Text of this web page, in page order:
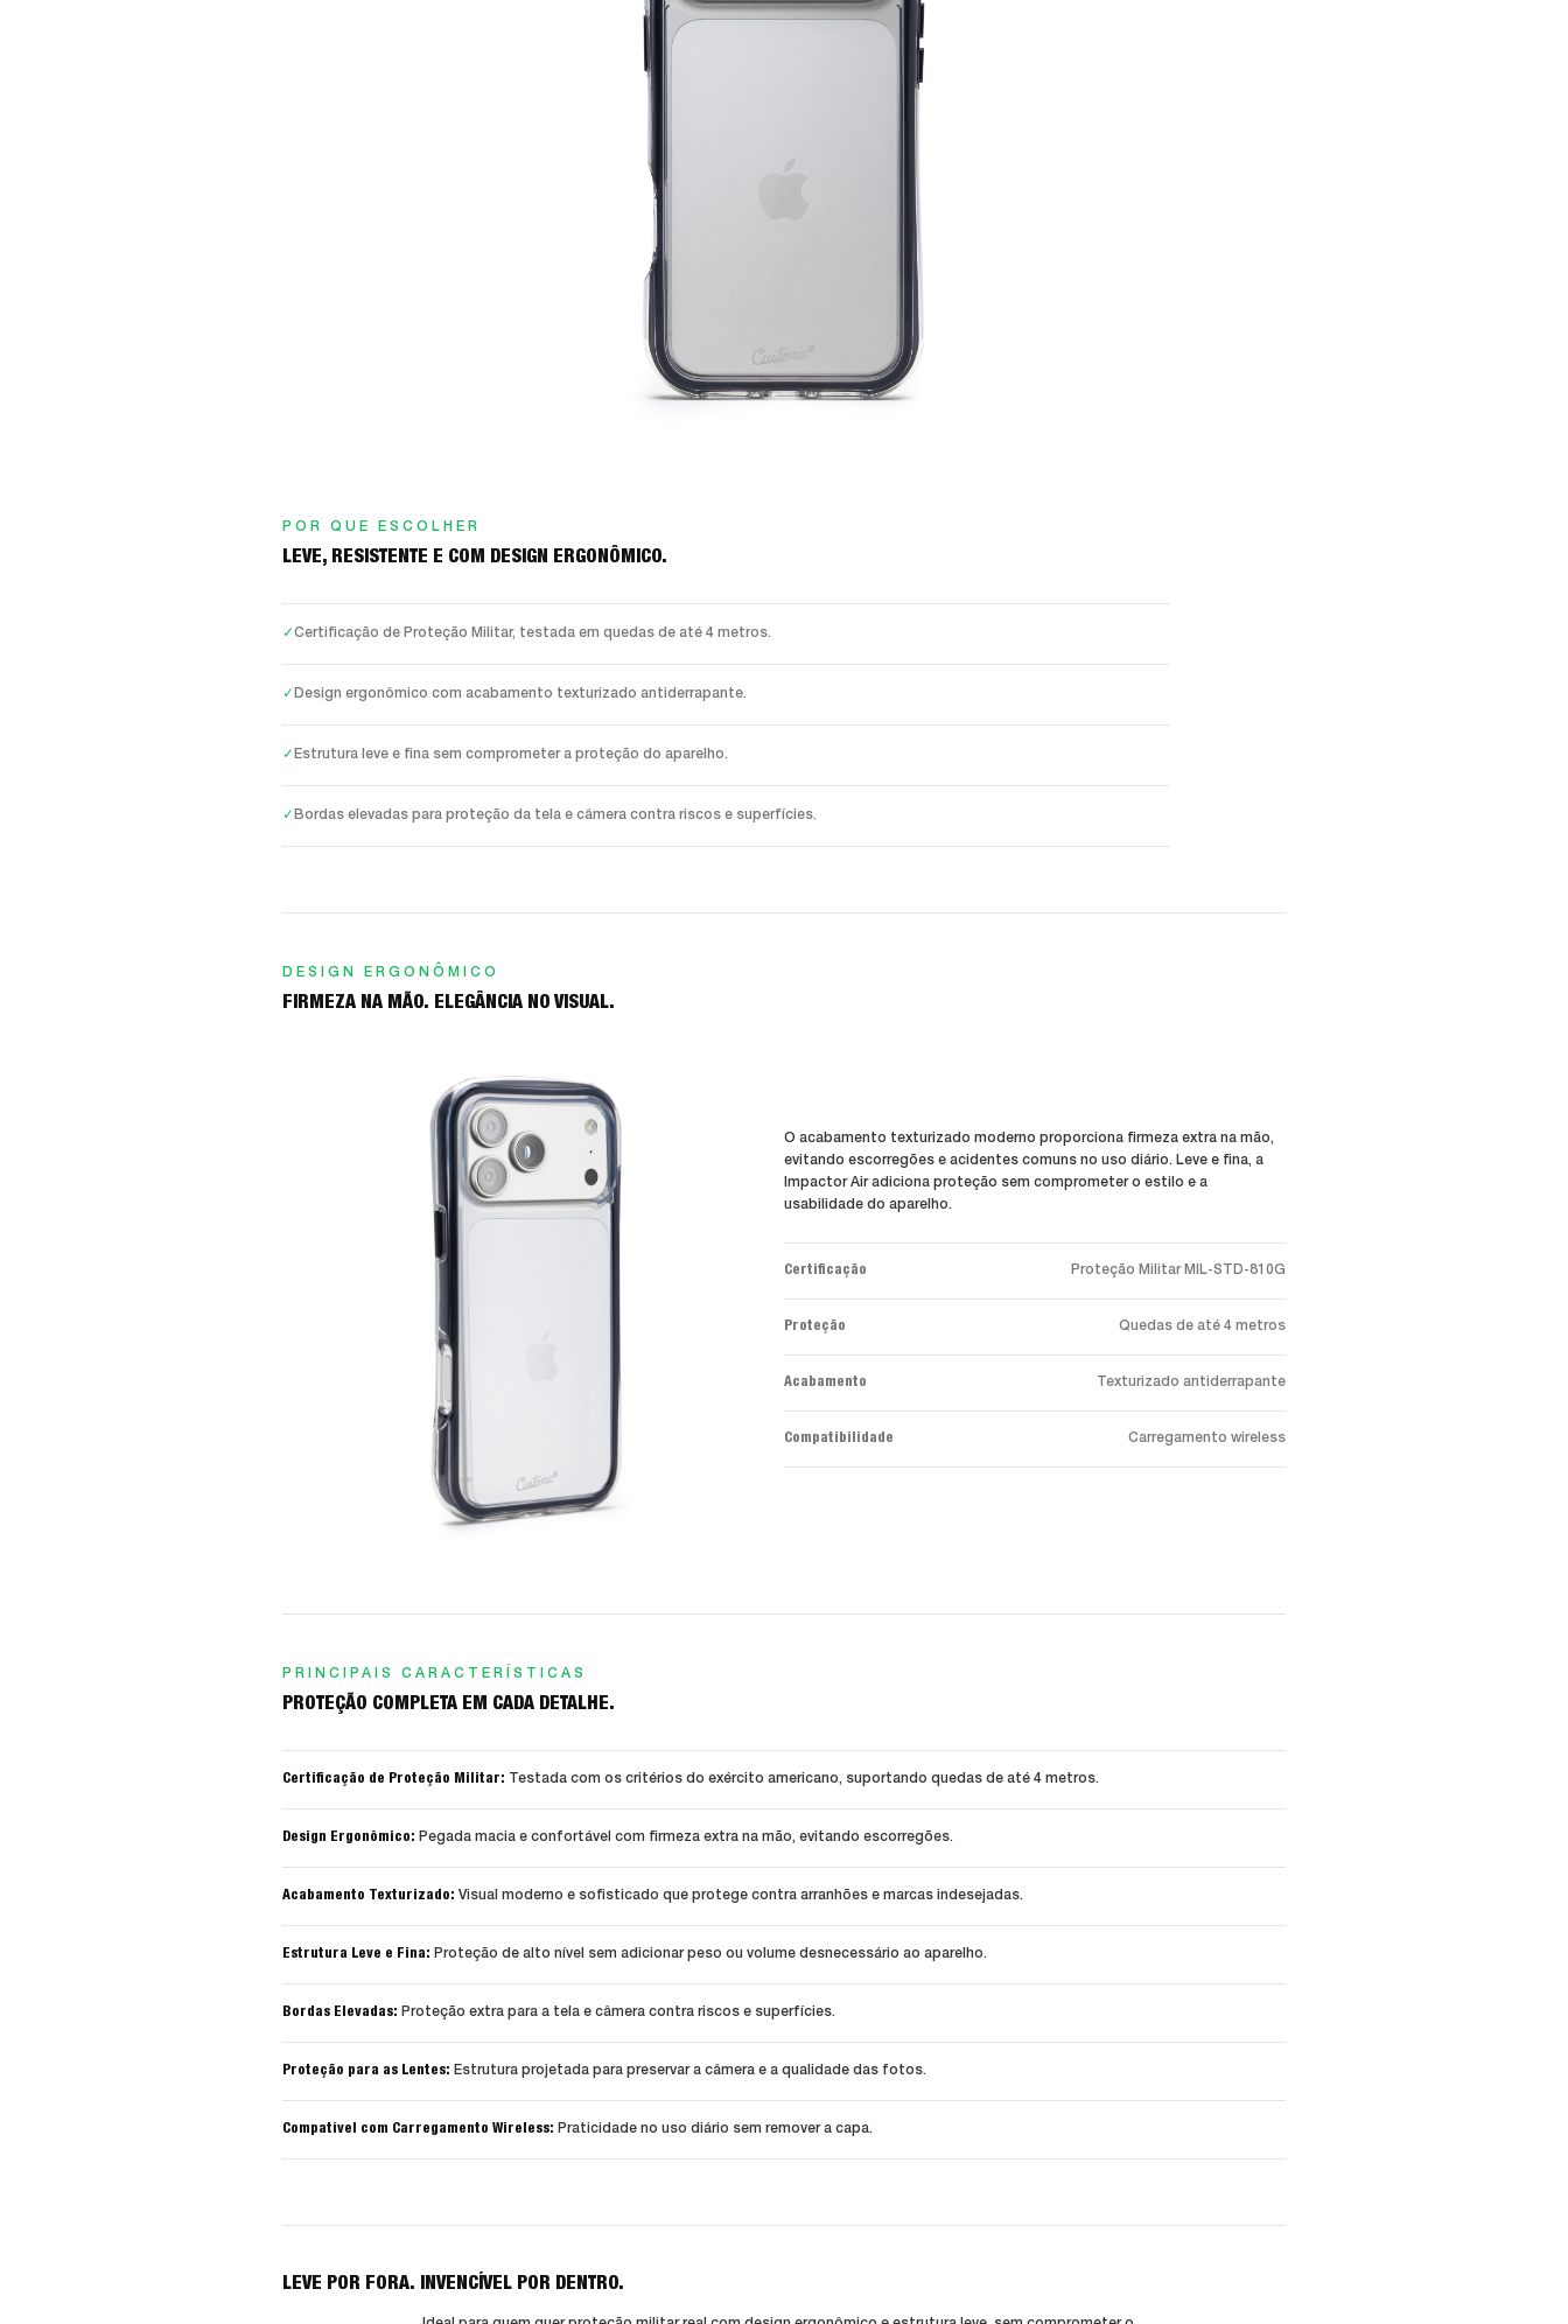
POR QUE ESCOLHER
LEVE, RESISTENTE E COM DESIGN ERGONÔMICO.
✓Certificação de Proteção Militar, testada em quedas de até 4 metros.
✓ Design ergonômico com acabamento texturizado antiderrapante.
✓ Estrutura leve e fina sem comprometer a proteção do aparelho.
✓ Bordas elevadas para proteção da tela e câmera contra riscos e superfícies.
DESIGN ERGONÔMICO
FIRMEZA NA MÃO. ELEGÂNCIA NO VISUAL.
O acabamento texturizado moderno proporciona firmeza extra na mão,
evitando escorregões e acidentes comuns no uso diário. Leve e fina, a
Impactor Air adiciona proteção sem comprometer o estilo e a
usabilidade do aparelho.
Certificação Proteção Militar MIL-STD-810G
Proteção Quedas de até 4 metros
Acabamento Texturizado antiderrapante
Compatibilidade Carregamento wireless
PRINCIPAIS CARACTERÍSTICAS
PROTEÇÃO COMPLETA EM CADA DETALHE.
Certificação de Proteção Militar: Testada com os critérios do exército americano, suportando quedas de até 4 metros.
Design Ergonômico: Pegada macia e confortável com firmeza extra na mão, evitando escorregões.
Acabamento Texturizado: Visual moderno e sofisticado que protege contra arranhões e marcas indesejadas.
Estrutura Leve e Fina: Proteção de alto nível sem adicionar peso ou volume desnecessário ao aparelho.
Bordas Elevadas: Proteção extra para a tela e câmera contra riscos e superfícies.
Proteção para as Lentes: Estrutura projetada para preservar a câmera e a qualidade das fotos.
Compatível com Carregamento Wireless: Praticidade no uso diário sem remover a capa.
LEVE POR FORA. INVENCÍVEL POR DENTRO.